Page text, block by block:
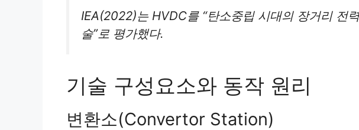
IEA(2022)는 HVDC를 “탄소중립 시대의 장거리 전
술”로 평가했다.
기술 구성요소와 동작 원리
변환소(Convertor Station)